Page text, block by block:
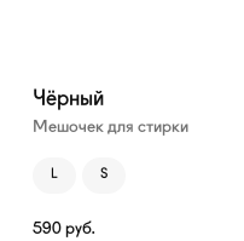
Чёрный
Мешочек для стирки
L S
590 руб.